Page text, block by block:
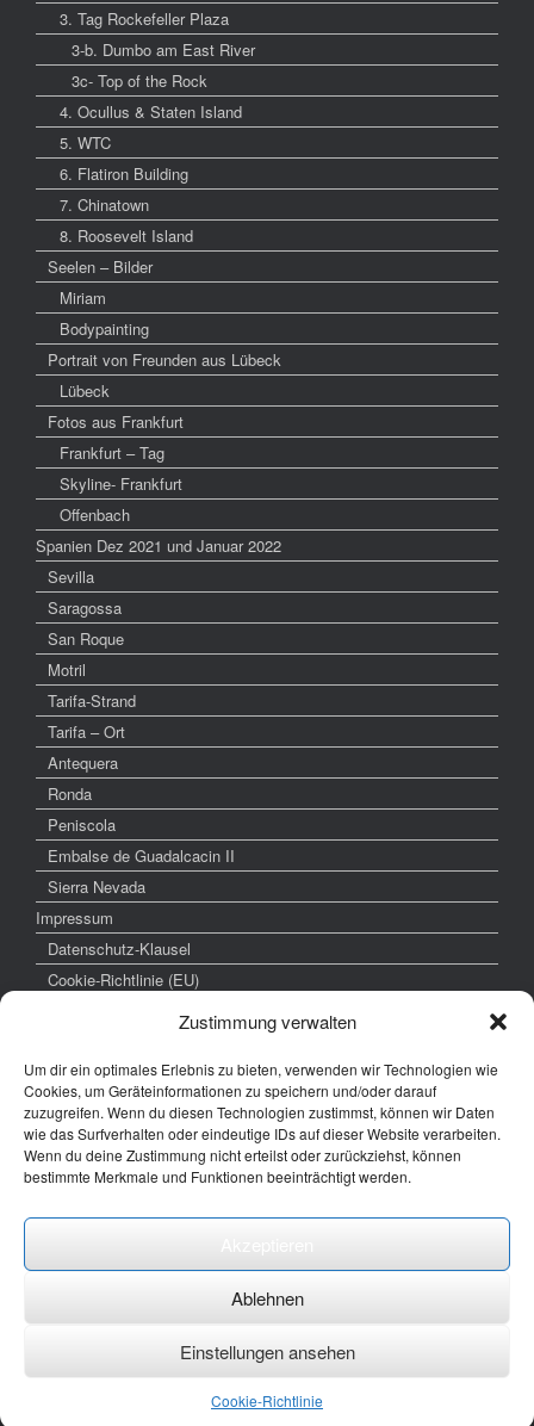
Zustimmung verwalten
Um dir ein optimales Erlebnis zu bieten, verwenden wir Technologien wie
Cookies, um Geräteinformationen zu speichern und/oder darauf
zuzugreifen. Wenn du diesen Technologien zustimmst, können wir Daten
wie das Surfverhalten oder eindeutige IDs auf dieser Website verarbeiten.
Wenn du deine Zustimmung nicht erteilst oder zurückziehst, können
bestimmte Merkmale und Funktionen beeinträchtigt werden.
Ablehnen
Einstellungen ansehen
Cookie-Richtlinie
3. Tag Rockefeller Plaza
3-b. Dumbo am East River
3c- Top of the Rock
4. Ocullus & Staten Island
5. WTC
6. Flatiron Building
7. Chinatown
8. Roosevelt Island
Seelen – Bilder
Miriam
Bodypainting
Portrait von Freunden aus Lübeck
Lübeck
Fotos aus Frankfurt
Frankfurt – Tag
Skyline- Frankfurt
Offenbach
Spanien Dez 2021 und Januar 2022
Sevilla
Saragossa
San Roque
Motril
Tarifa-Strand
Tarifa – Ort
Antequera
Ronda
Peniscola
Embalse de Guadalcacin II
Sierra Nevada
Impressum
Datenschutz-Klausel
Cookie-Richtlinie (EU)
weitere interessante Links
www.hochzeitsfoto-tk.de
www.fotografie-kraemer.de
E-Mail: thomas ( @) thomas-kraemer-fotografie.de
Ein Theme vonSiteOrigin